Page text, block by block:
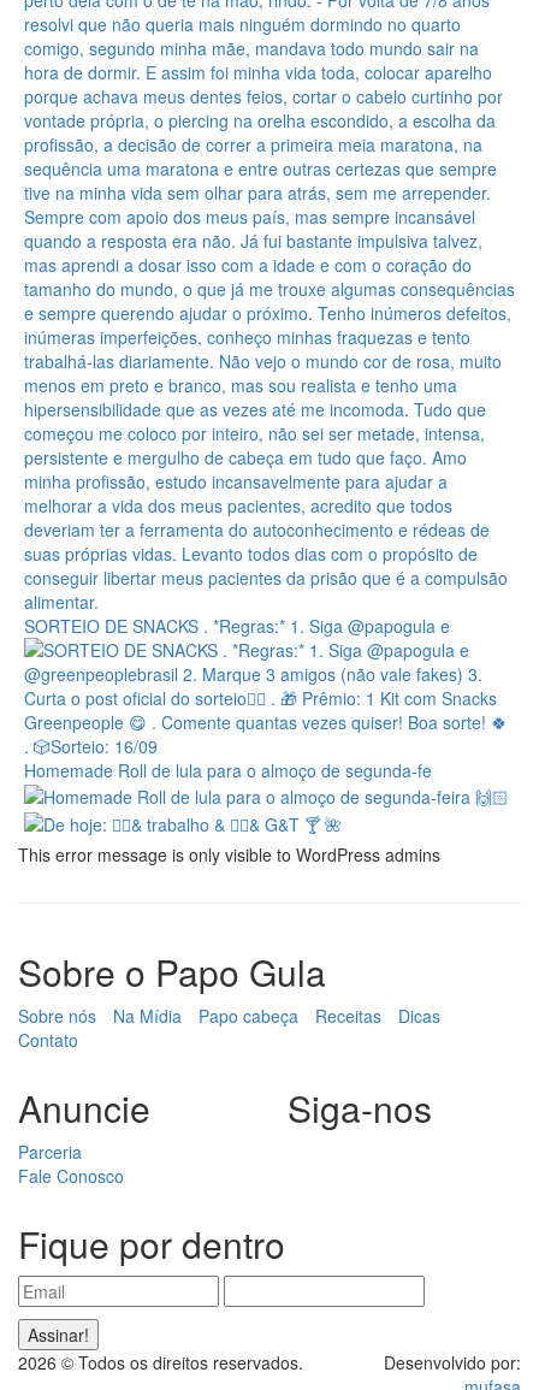
SORTEIO DE SNACKS . *Regras:* 1. Siga @papogula e
Homemade Roll de lula para o almoço de segunda-fe
This error message is only visible to WordPress admins
Sobre o Papo Gula
Sobre nós Na Mídia Papo cabeça Receitas
Dicas
Contato
Anuncie
Parceria
Fale Conosco
Siga-nos
Fique por dentro
2026 © Todos os direitos reservados.
Desenvolvido por: